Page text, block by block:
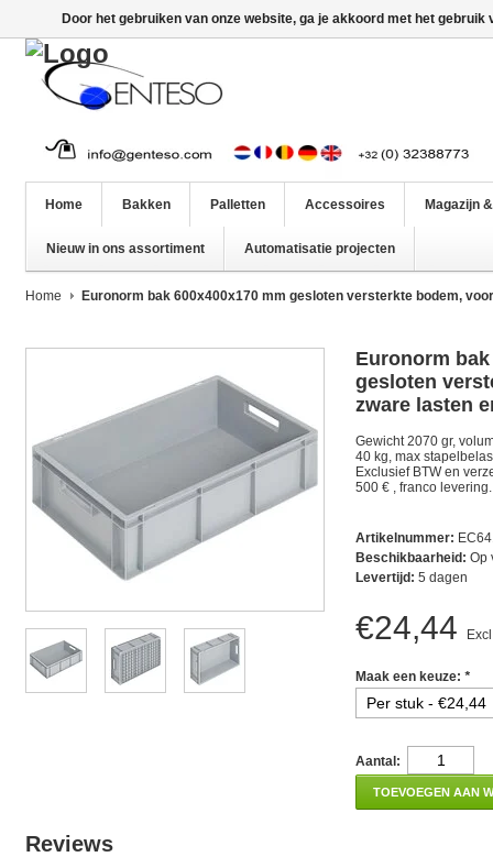
Home Bakken Palletten Accessoires Magazijn
Nieuw in ons assortiment Automatisatie projecten
Home Euronorm bak 600x400x170 mm gesloten versterkte bodem,
Euronorm
gesloten
zware lasten
Gewicht 2070 gr,
40 kg, max
Exclusief BTW en
500 € , franco levering.
Artikelnummer:
Beschikbaarheid: Op
Levertijd: 5 dagen
€24,44
Maak een keuze: *
Aantal:
TOEVOEGEN AAN
Reviews
Door het gebruiken van onze website, ga je akkoord met het